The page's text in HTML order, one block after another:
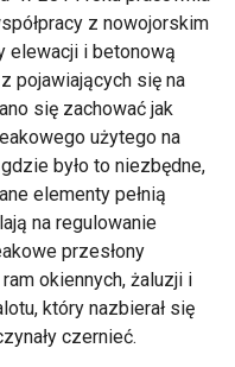
z nowojorskim
elewacji i betonową
pojawiających się na
się zachować jak
użytego na
było to niezbędne,
elementy pełnią
na regulowanie
przesłony
okiennych, żaluzji i
który nazbierał się
czernieć.